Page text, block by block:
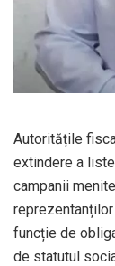
Autoritățile
extindere a
campanii
funcție de
de statutul